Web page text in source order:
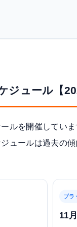
ジュール【
ルを開催してい
ュールは過去の
ブラ
11